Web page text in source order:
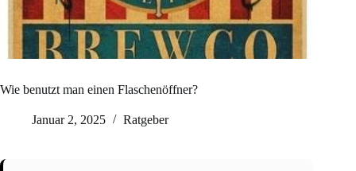
Wie benutzt man einen Flaschenöffner?
Januar 2, 2025 Ratgeber